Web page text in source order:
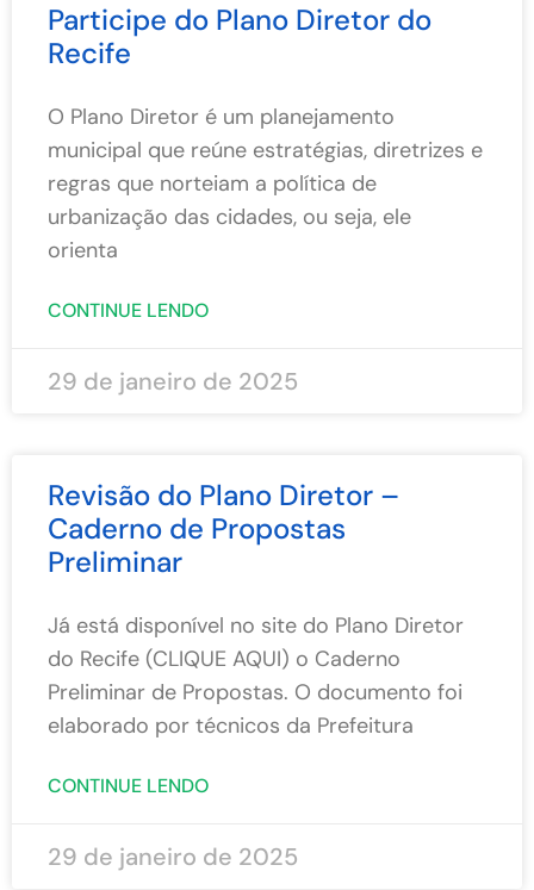
Participe do Plano Diretor do
Recife
O Plano Diretor é um planejamento
municipal que reúne estratégias, diretrizes e
regras que norteiam a política de
urbanização das cidades, ou seja, ele
orienta
CONTINUE LENDO
29 de janeiro de 2025
Revisão do Plano Diretor –
Caderno de Propostas
Preliminar
Já está disponível no site do Plano Diretor
do Recife (CLIQUE AQUI) o Caderno
Preliminar de Propostas. O documento foi
elaborado por técnicos da Prefeitura
CONTINUE LENDO
29 de janeiro de 2025